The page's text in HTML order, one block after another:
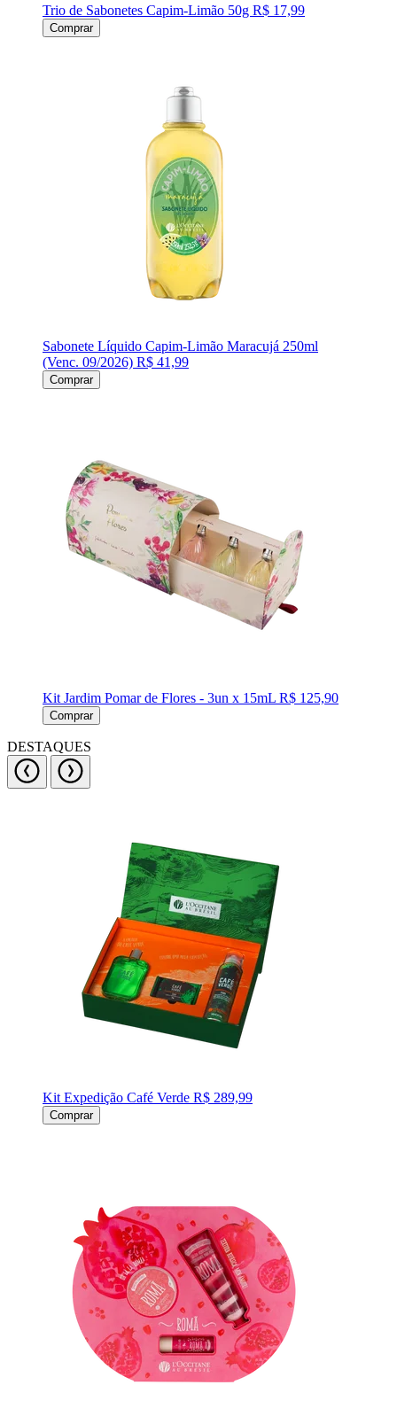
Trio de Sabonetes Capim-Limão 50g R$ 17,99
Comprar
Sabonete Líquido Capim-Limão Maracujá 250ml
(Venc. 09/2026) R$ 41,99
Comprar
Kit Jardim Pomar de Flores - 3un x 15mL R$ 125,90
Comprar
DESTAQUES
Kit Expedição Café Verde R$ 289,99
Comprar